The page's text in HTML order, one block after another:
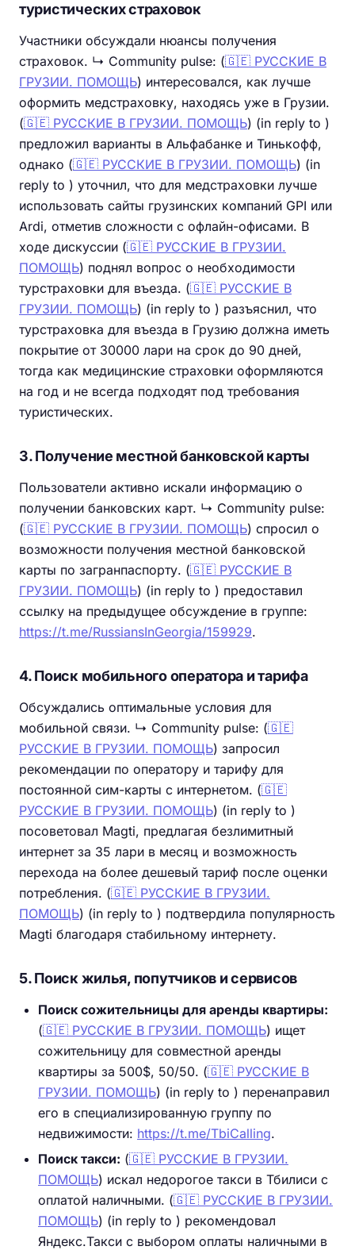
туристических страховок
Участники обсуждали нюансы получения
страховок. ↳ Community pulse: (🇬🇪 РУССКИЕ В
ГРУЗИИ. ПОМОЩЬ) интересовался, как лучше
оформить медстраховку, находясь уже в Грузии.
(🇬🇪 РУССКИЕ В ГРУЗИИ. ПОМОЩЬ) (in reply to )
предложил варианты в Альфабанке и Тинькофф,
однако (🇬🇪 РУССКИЕ В ГРУЗИИ. ПОМОЩЬ) (in
reply to ) уточнил, что для медстраховки лучше
использовать сайты грузинских компаний GPI или
Ardi, отметив сложности с офлайн-офисами. В
ходе дискуссии (🇬🇪 РУССКИЕ В ГРУЗИИ.
ПОМОЩЬ) поднял вопрос о необходимости
турстраховки для въезда. (🇬🇪 РУССКИЕ В
ГРУЗИИ. ПОМОЩЬ) (in reply to ) разъяснил, что
турстраховка для въезда в Грузию должна иметь
покрытие от 30000 лари на срок до 90 дней,
тогда как медицинские страховки оформляются
на год и не всегда подходят под требования
туристических.
3. Получение местной банковской карты
Пользователи активно искали информацию о
получении банковских карт. ↳ Community pulse:
(🇬🇪 РУССКИЕ В ГРУЗИИ. ПОМОЩЬ) спросил о
возможности получения местной банковской
карты по загранпаспорту. (🇬🇪 РУССКИЕ В
ГРУЗИИ. ПОМОЩЬ) (in reply to ) предоставил
ссылку на предыдущее обсуждение в группе:
https://t.me/RussiansInGeorgia/159929.
4. Поиск мобильного оператора и тарифа
Обсуждались оптимальные условия для
мобильной связи. ↳ Community pulse: (🇬🇪
РУССКИЕ В ГРУЗИИ. ПОМОЩЬ) запросил
рекомендации по оператору и тарифу для
постоянной сим-карты с интернетом. (🇬🇪
РУССКИЕ В ГРУЗИИ. ПОМОЩЬ) (in reply to )
посоветовал Magti, предлагая безлимитный
интернет за 35 лари в месяц и возможность
перехода на более дешевый тариф после оценки
потребления. (🇬🇪 РУССКИЕ В ГРУЗИИ.
ПОМОЩЬ) (in reply to ) подтвердила популярность
Magti благодаря стабильному интернету.
5. Поиск жилья, попутчиков и сервисов
Поиск сожительницы для аренды квартиры:
(🇬🇪 РУССКИЕ В ГРУЗИИ. ПОМОЩЬ) ищет
сожительницу для совместной аренды
квартиры за 500$, 50/50. (🇬🇪 РУССКИЕ В
ГРУЗИИ. ПОМОЩЬ) (in reply to ) перенаправил
его в специализированную группу по
недвижимости: https://t.me/TbiCalling.
Поиск такси: (🇬🇪 РУССКИЕ В ГРУЗИИ.
ПОМОЩЬ) искал недорогое такси в Тбилиси с
оплатой наличными. (🇬🇪 РУССКИЕ В ГРУЗИИ.
ПОМОЩЬ) (in reply to ) рекомендовал
Яндекс.Такси с выбором оплаты наличными в